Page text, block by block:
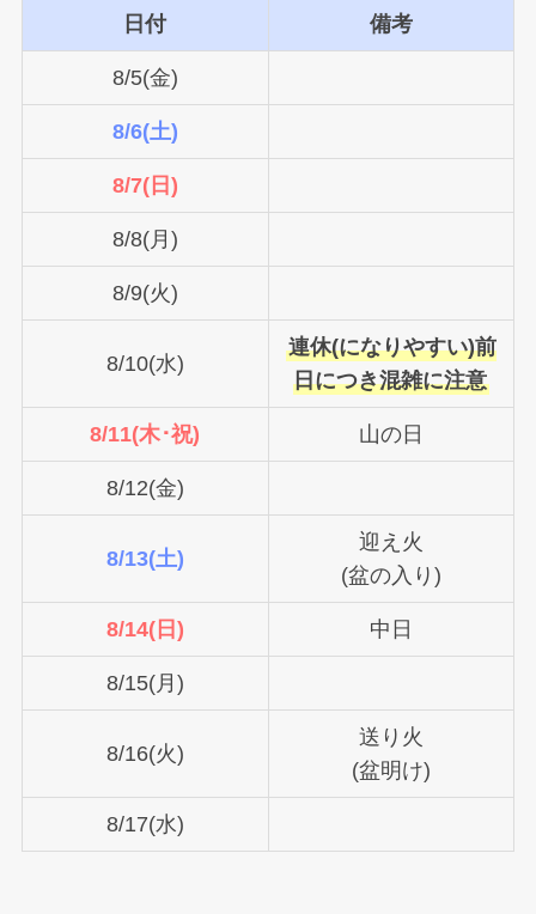
日付 備考
8/5(金)
8/6(土)
8/7(日)
8/8(月)
8/9(火)
8/10(水)
連休(になりやすい)前
日につき混雑に注意
8/11(木･祝) 山の日
8/12(金)
8/13(土)
迎え火
(盆の入り)
8/14(日) 中日
8/15(月)
8/16(火)
送り火
(盆明け)
8/17(水)